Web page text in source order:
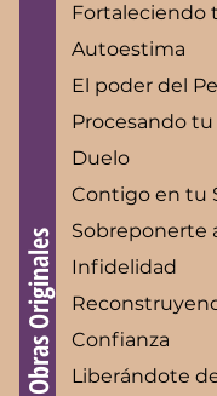
Obras Originales
Fortaleciendo
Autoestima
El poder del
Procesando
Duelo
Contigo en tu
Sobreponerte
Infidelidad
Confianza
Liberándote